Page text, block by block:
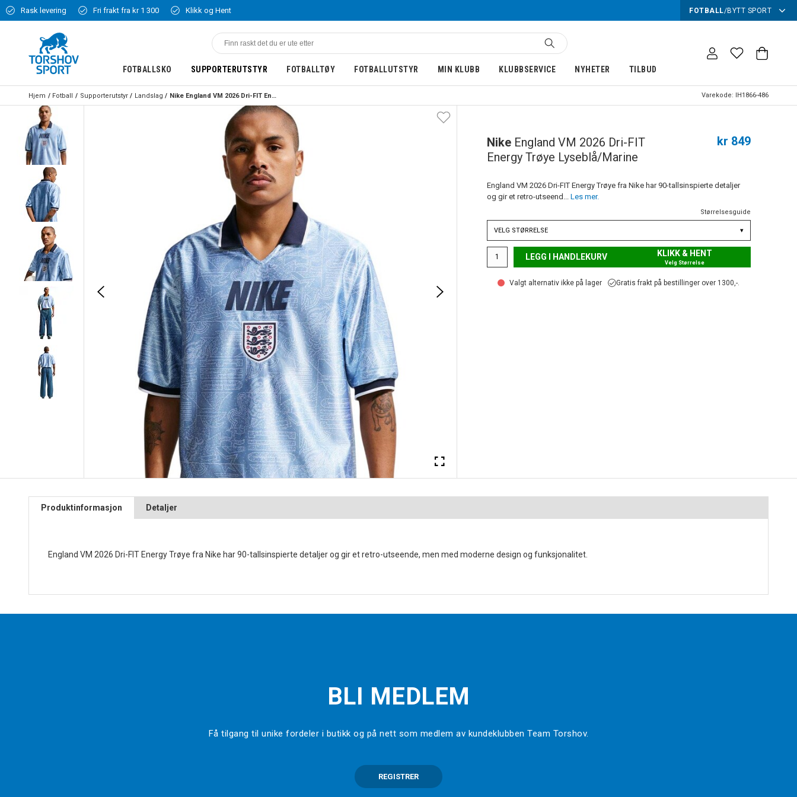
Rask levering Fri frakt fra kr 1 300 Klikk og Hent FOTBALL/BYTT SPORT
FOTBALLSKO SUPPORTERUTSTYR FOTBALLTØY FOTBALLUTSTYR MIN KLUBB KLUBBSERVICE NYHETER TILBUD
Hjem Fotball Supporterutstyr Landslag Nike England VM 2026 Dri-FIT Energy Trøye Lyseblå/Marine Varekode: IH1866-486
Nike England VM 2026 Dri-FIT
Energy Trøye Lyseblå/Marine
kr 849
England VM 2026 Dri-FIT Energy Trøye fra Nike har 90-tallsinspierte detaljer
og gir et retro-utseend... Les mer.
Størrelsesguide
VELG STØRRELSE ▾
LEGG I HANDLEKURV KLIKK & HENT
Velg Størrelse
Valgt alternativ ikke på lager Gratis frakt på bestillinger over 1300,-.
Produktinformasjon Detaljer
England VM 2026 Dri-FIT Energy Trøye fra Nike har 90-tallsinspierte detaljer og gir et retro-utseende, men med moderne design og funksjonalitet.
BLI MEDLEM
Få tilgang til unike fordeler i butikk og på nett som medlem av kundeklubben Team Torshov.
REGISTRER